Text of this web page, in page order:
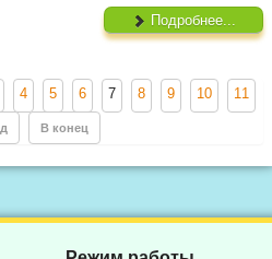
Подробнее...
4 5 6 7 8 9 10 11
В конец